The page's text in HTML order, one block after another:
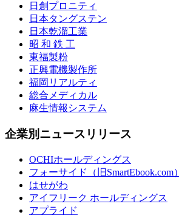
日創プロニティ
日本タングステン
日本乾溜工業
昭 和 鉄 工
東福製粉
正興電機製作所
福岡リアルティ
総合メディカル
麻生情報システム
企業別ニュースリリース
OCHIホールディングス
フォーサイド（旧SmartEbook.com）
はせがわ
アイフリーク ホールディングス
アプライド